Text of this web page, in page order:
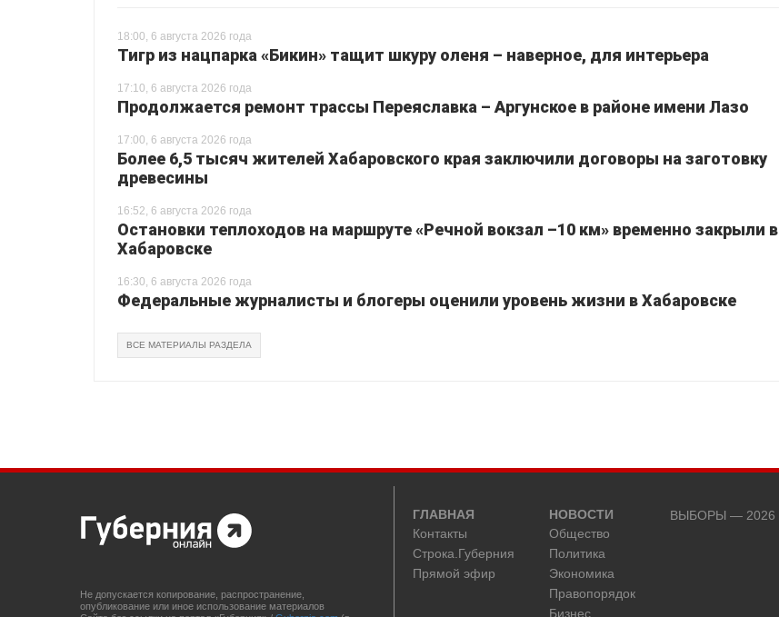
18:00, 6 августа 2026 года
Тигр из нацпарка «Бикин» тащит шкуру оленя – наверное, для интерьера
17:10, 6 августа 2026 года
Продолжается ремонт трассы Переяславка – Аргунское в районе имени Лазо
17:00, 6 августа 2026 года
Более 6,5 тысяч жителей Хабаровского края заключили договоры на заготовку
древесины
16:52, 6 августа 2026 года
Остановки теплоходов на маршруте «Речной вокзал –10 км» временно закрыли в
Хабаровске
16:30, 6 августа 2026 года
Федеральные журналисты и блогеры оценили уровень жизни в Хабаровске
ВСЕ МАТЕРИАЛЫ РАЗДЕЛА
Не допускается копирование, распространение,
опубликование или иное использование материалов
ГЛАВНАЯ
Контакты
Строка.Губерния
Прямой эфир
НОВОСТИ
Общество
Политика
Экономика
Правопорядок
Бизнес
ВЫБОРЫ — 2026